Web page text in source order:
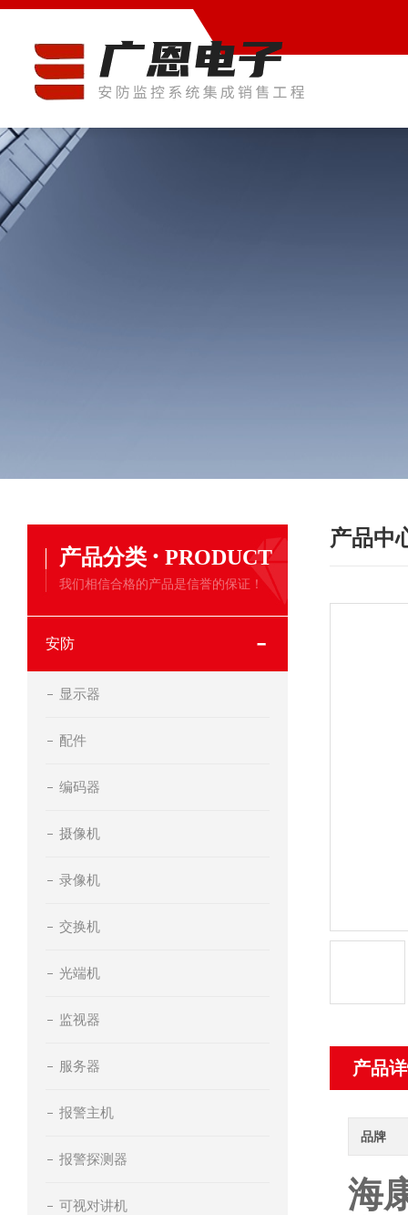
产品分类 · PRODUCT
我们相信合格的产品是信誉的保证！
安防
显示器
配件
编码器
摄像机
录像机
交换机
光端机
监视器
服务器
报警主机
报警探测器
可视对讲机
产品中
产品
品牌
海